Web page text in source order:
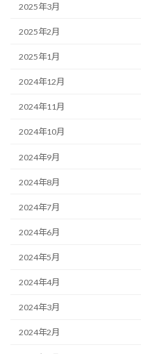
2025年3月
2025年2月
2025年1月
2024年12月
2024年11月
2024年10月
2024年9月
2024年8月
2024年7月
2024年6月
2024年5月
2024年4月
2024年3月
2024年2月